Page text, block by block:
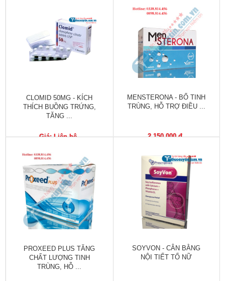
ngủ
ngon
khỏe
Khoáng
Thuốc
giảm
cân
Thuốc
tăng
cân
Não,
Thần
kinh
CLOMID 50MG - KÍCH
THÍCH BUỒNG TRỨNG,
TĂNG ...
Giá: Liên hệ
MENSTERONA - BỔ TINH
TRÙNG, HỖ TRỢ ĐIỀU ...
2,150,000 đ
PROXEED PLUS TĂNG
CHẤT LƯỢNG TINH
TRÙNG, HỖ ...
SOYVON - CÂN BẰNG
NỘI TIẾT TỐ NỮ